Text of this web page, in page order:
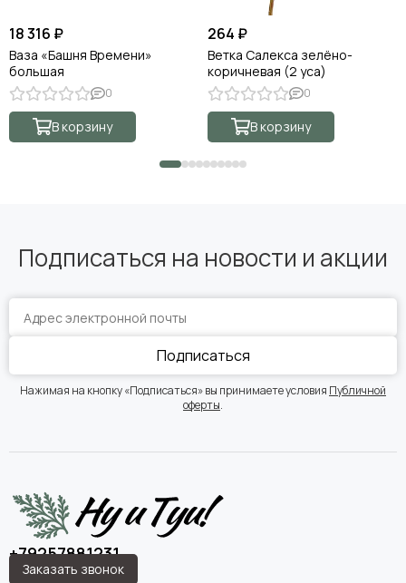
18 316 ₽
Ваза «Башня Времени»
большая
0
В корзину
264 ₽
Ветка Салекса зелёно-
коричневая (2 уса)
0
В корзину
Подписаться на новости и акции
Подписаться
Нажимая на кнопку «Подписаться» вы принимаете условия Публичной
оферты.
+79257881231
Заказать звонок